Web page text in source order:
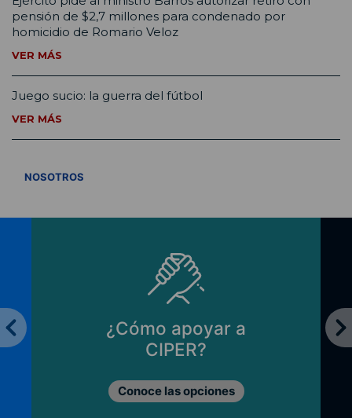
pensión de $2,7 millones para condenado por
homicidio de Romario Veloz
VER MÁS
Juego sucio: la guerra del fútbol
VER MÁS
NOSOTROS
¿Cómo apoyar a
CIPER?
Conoce las opciones